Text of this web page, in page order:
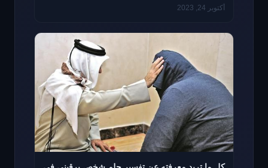
أكتوبر 24, 2023